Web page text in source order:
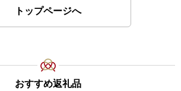
トップページへ
おすすめ返礼品